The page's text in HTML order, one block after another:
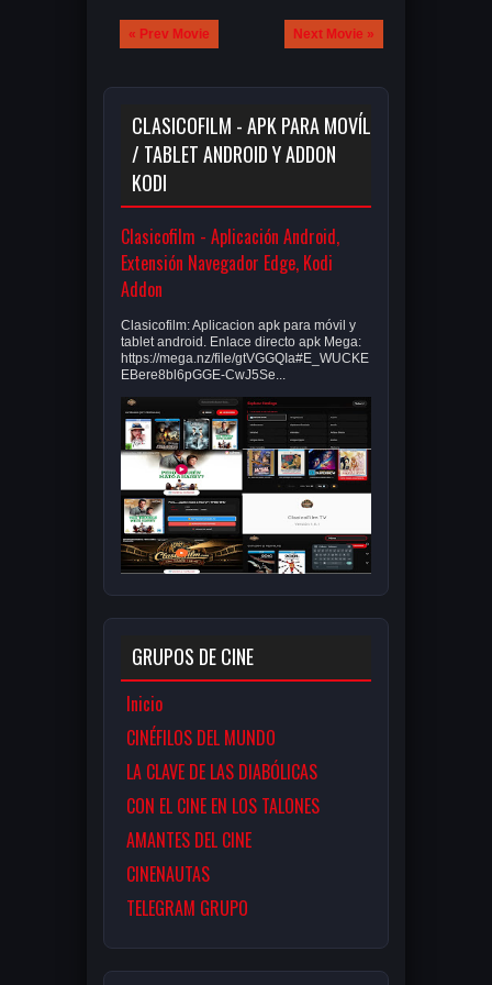
« Prev Movie Next Movie »
CLASICOFILM - APK PARA MOVÍL
/ TABLET ANDROID Y ADDON
KODI
Clasicofilm - Aplicación Android,
Extensión Navegador Edge, Kodi
Addon
Clasicofilm: Aplicacion apk para móvil y
tablet android. Enlace directo apk Mega:
https://mega.nz/file/gtVGGQIa#E_WUCKE
EBere8bl6pGGE-CwJ5Se...
GRUPOS DE CINE
Inicio
CINÉFILOS DEL MUNDO
LA CLAVE DE LAS DIABÓLICAS
CON EL CINE EN LOS TALONES
AMANTES DEL CINE
CINENAUTAS
TELEGRAM GRUPO